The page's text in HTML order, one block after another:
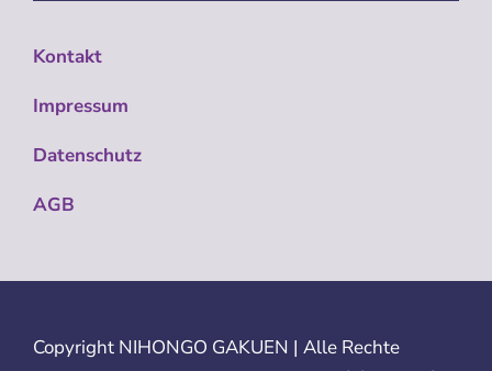
Kontakt
Impressum
Datenschutz
AGB
Copyright NIHONGO GAKUEN | Alle Rechte